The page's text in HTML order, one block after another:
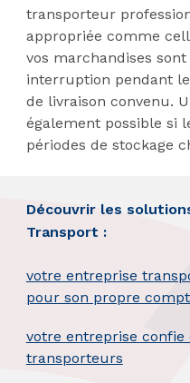
transporteur
appropriée comme
vos marchandises
interruption pendant
de livraison convenu.
également possible si
périodes de stockage
Découvrir les
Transport :
votre entreprise
pour son propre
votre entreprise confie
transporteurs